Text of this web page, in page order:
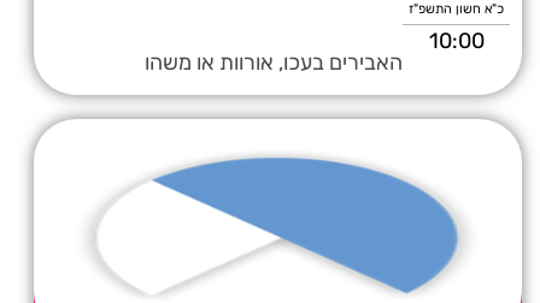
כ"א חשון התשפ"ז
10:00
האבירים בעכו, אורוות או משהו